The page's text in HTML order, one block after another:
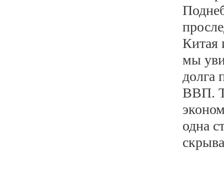
Китая
мы
долга
ВВП.
одна